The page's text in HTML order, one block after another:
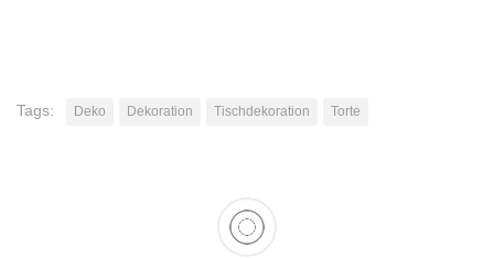
Tags: Deko Dekoration Tischdekoration Torte